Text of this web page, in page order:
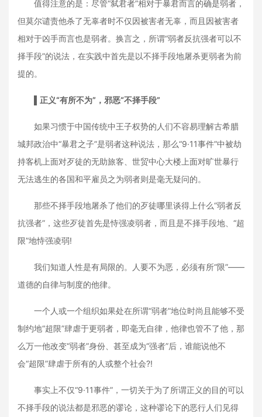
值得注意的是：尽管“弑君者”相对于暴君而言的确是弱者，
但莫尔谴责他杀了无辜者时不仅因被害者无辜，而且因被害者
相对于凶手而言也是弱者。换言之，所谓“弱者反抗强者可以不
择手段”的说法，在实践中首先是以不择手段地屠杀更弱者为前
提的。
正义“有所不为”，邪恶“不择手段”
如果习惯于中国传统中王子权势的人们不容易理解古希腊
城邦政治中“暴君之子”是弱者这种说法，那么“9·11事件”中被劫
持客机上面对歹徒的无助旅客、世贸中心大楼上面对旷世暴行
无法逃生的各国和平雇员之为弱者则是毫无疑问的。
那些不择手段地屠杀了他们的歹徒哪里谈得上什么“弱者反
抗强者”，这些歹徒首先是恃强凌弱者，而且是不择手段地、“超
限”地恃强凌弱!
我们知道人性是有局限的。人要不为恶，必须有所“限”——
道德的自律与制度的他律。
一个人或一个组织如果处在所谓“弱者”地位时尚且能够不受
制约地“超限”肆虐于更弱者，即毫无自律，他律也管不了他，那
么万一他改变“弱者”身份、甚至成为“强者”后，谁能说他不
会“超限”肆虐于所有的人或整个社会?!
事实上不仅“9·11事件”，一切关于为了所谓正义的目的可以
不择手段的说法都是邪恶的谬论，这种谬论下的恶行人们见得